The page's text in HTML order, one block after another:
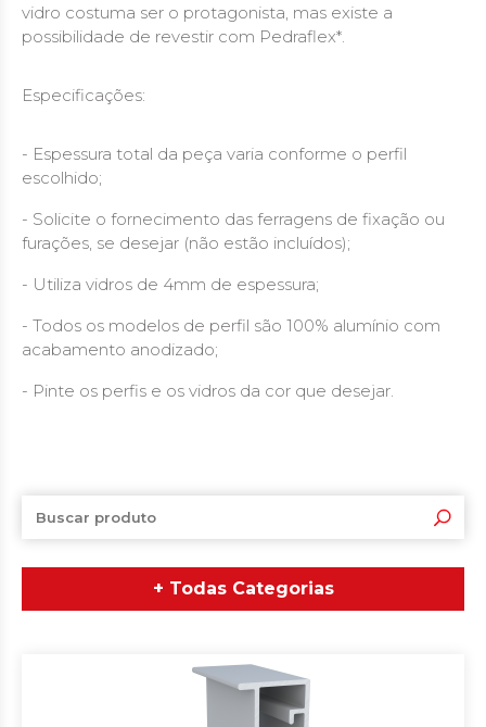
vidro costuma ser o protagonista, mas existe a
possibilidade de revestir com Pedraflex*.
Especificações:
- Espessura total da peça varia conforme o perfil
escolhido;
- Solicite o fornecimento das ferragens de fixação ou
furações, se desejar (não estão incluídos);
- Utiliza vidros de 4mm de espessura;
- Todos os modelos de perfil são 100% alumínio com
acabamento anodizado;
- Pinte os perfis e os vidros da cor que desejar.
+ Todas Categorias